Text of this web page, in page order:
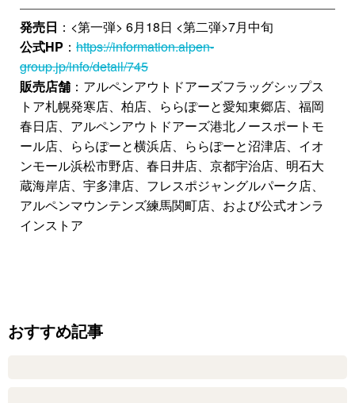
発売日 ：<第一弾> 6月18日 <第二弾>7月中旬
公式HP ： https://information.alpen-
group.jp/info/detail/745
販売店舗 ：アルペンアウトドアーズフラッグシップス
トア札幌発寒店、柏店、ららぽーと愛知東郷店、福岡
春日店、アルペンアウトドアーズ港北ノースポートモ
ール店、ららぽーと横浜店、ららぽーと沼津店、イオ
ンモール浜松市野店、春日井店、京都宇治店、明石大
蔵海岸店、宇多津店、フレスポジャングルパーク店、
アルペンマウンテンズ練馬関町店、および公式オンラ
インストア
おすすめ記事